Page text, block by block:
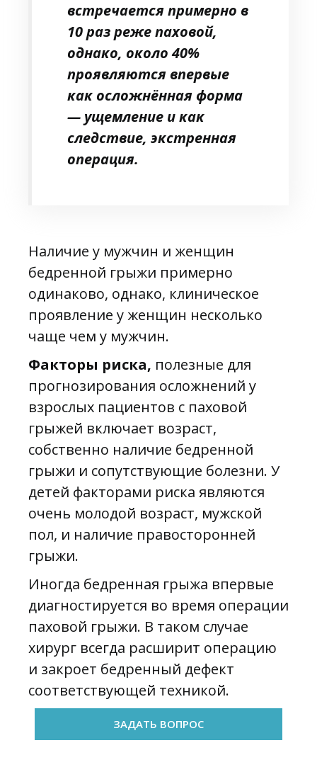
встречается примерно в
10 раз реже паховой,
однако, около 40%
проявляются впервые
как осложнённая форма
— ущемление и как
следствие, экстренная
операция.
Наличие у мужчин и женщин
бедренной грыжи примерно
одинаково, однако, клиническое
проявление у женщин несколько
чаще чем у мужчин.
Факторы риска, полезные для
прогнозирования осложнений у
взрослых пациентов с паховой
грыжей включает возраст,
собственно наличие бедренной
грыжи и сопутствующие болезни. У
детей факторами риска являются
очень молодой возраст, мужской
пол, и наличие правосторонней
грыжи.
Иногда бедренная грыжа впервые
диагностируется во время операции
паховой грыжи. В таком случае
хирург всегда расширит операцию
и закроет бедренный дефект
соответствующей техникой.
ЗАДАТЬ ВОПРОС